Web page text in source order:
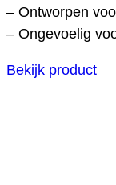
– Ontworpen
– Ongevoelig
Bekijk product